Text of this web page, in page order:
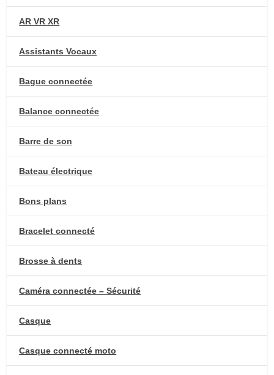
AR VR XR
Assistants Vocaux
Bague connectée
Balance connectée
Barre de son
Bateau électrique
Bons plans
Bracelet connecté
Brosse à dents
Caméra connectée – Sécurité
Casque
Casque connecté moto